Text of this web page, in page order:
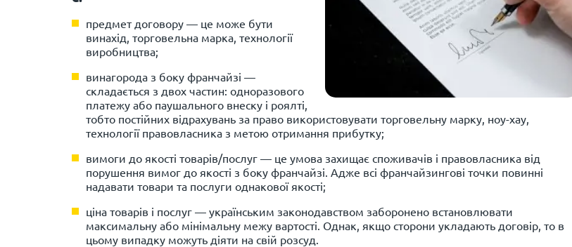
предмет договору — це може бути
винахід, торговельна марка, технології
виробництва;
винагорода з боку франчайзі —
складається з двох частин: одноразового
платежу або паушального внеску і роялті,
тобто постійних відрахувань за право використовувати торговельну марку, ноу-хау,
технології правовласника з метою отримання прибутку;
вимоги до якості товарів/послуг — це умова захищає споживачів і правовласника від
порушення вимог до якості з боку франчайзі. Адже всі франчайзингові точки повинні
надавати товари та послуги однакової якості;
ціна товарів і послуг — українським законодавством заборонено встановлювати
максимальну або мінімальну межу вартості. Однак, якщо сторони укладають договір, то в
цьому випадку можуть діяти на свій розсуд.